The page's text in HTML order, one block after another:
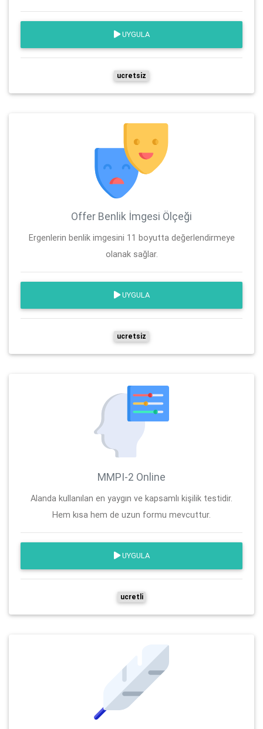
UYGULA
ucretsiz
Offer Benlik İmgesi Ölçeği
Ergenlerin benlik imgesini 11 boyutta değerlendirmeye
olanak sağlar.
UYGULA
ucretsiz
MMPI-2 Online
Alanda kullanılan en yaygın ve kapsamlı kişilik testidir.
Hem kısa hem de uzun formu mevcuttur.
UYGULA
ucretli